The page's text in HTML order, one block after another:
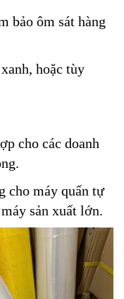
bảo ôm sát hàng
hoặc tùy
cho các doanh
cho máy quấn tự
sản xuất lớn.